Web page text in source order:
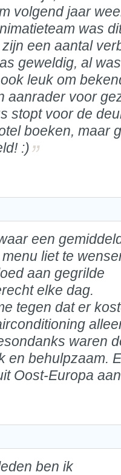
volgend jaar
was
een aantal
geweldig, al
leuk om
aanrader voor
stopt voor de
boeken, maar
:)
een
liet te
aan gegrilde
elke dag.
tegen dat er
waren
en behulpzaam.
Oost-Europa
ben ik